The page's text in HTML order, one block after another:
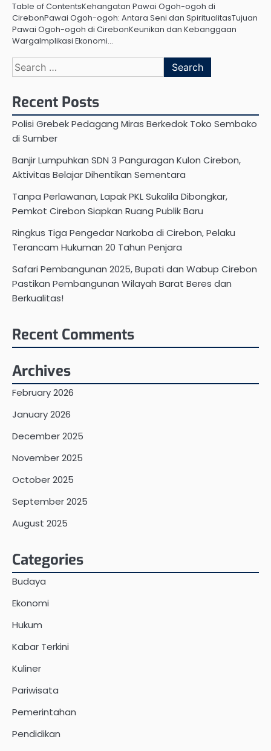
Table of ContentsKehangatan Pawai Ogoh-ogoh di
CirebonPawai Ogoh-ogoh: Antara Seni dan SpiritualitasTujuan
Pawai Ogoh-ogoh di CirebonKeunikan dan Kebanggaan
WargaImplikasi Ekonomi…
Search
for:
Recent Posts
Polisi Grebek Pedagang Miras Berkedok Toko Sembako
di Sumber
Banjir Lumpuhkan SDN 3 Panguragan Kulon Cirebon,
Aktivitas Belajar Dihentikan Sementara
Tanpa Perlawanan, Lapak PKL Sukalila Dibongkar,
Pemkot Cirebon Siapkan Ruang Publik Baru
Ringkus Tiga Pengedar Narkoba di Cirebon, Pelaku
Terancam Hukuman 20 Tahun Penjara
Safari Pembangunan 2025, Bupati dan Wabup Cirebon
Pastikan Pembangunan Wilayah Barat Beres dan
Berkualitas!
Recent Comments
Archives
February 2026
January 2026
December 2025
November 2025
October 2025
September 2025
August 2025
Categories
Budaya
Ekonomi
Hukum
Kabar Terkini
Kuliner
Pariwisata
Pemerintahan
Pendidikan